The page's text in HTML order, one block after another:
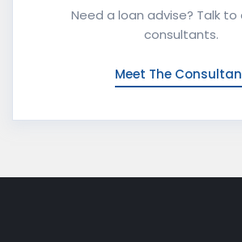
Need a loan advise? Talk to
consultants.
Meet The